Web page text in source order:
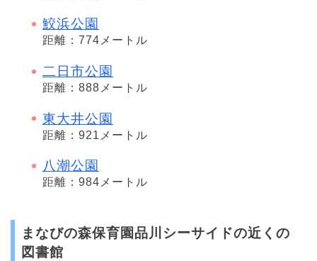
鮫浜公園
距離：774メートル
二日市公園
距離：888メートル
東大井公園
距離：921メートル
八潮公園
距離：984メートル
まなびの森保育園品川シーサイドの近くの
図書館